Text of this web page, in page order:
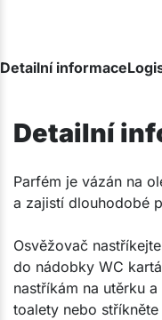
Detailní informace
Detailní
​Parfém je vázán na
a zajistí dlouhodobé
Osvěžovač
do nádobky WC
nastříkám na utěrku
toalety nebo